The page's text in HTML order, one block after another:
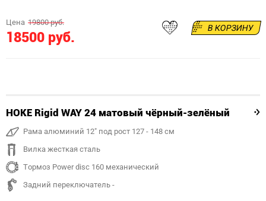
Цена 19800 руб.
18500 руб.
В КОРЗИНУ
HOKE Rigid WAY 24 матовый чёрный-зелёный
Рама алюминий 12" под рост 127 - 148 см
Вилка жесткая сталь
Тормоз Power disc 160 механический
Задний переключатель -